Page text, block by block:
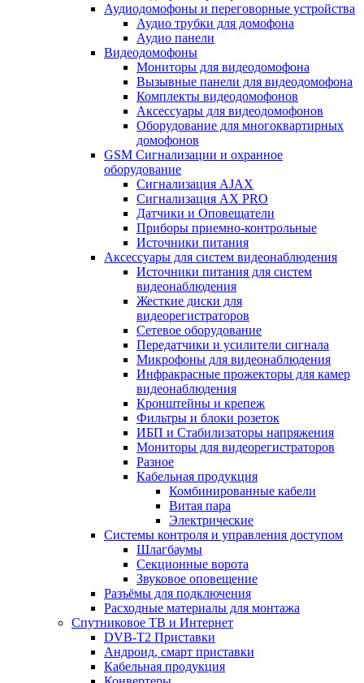
Аудиодомофоны и переговорные устройства
Аудио трубки для домофона
Аудио панели
Видеодомофоны
Мониторы для видеодомофона
Вызывные панели для видеодомофона
Комплекты видеодомофонов
Аксессуары для видеодомофонов
Оборудование для многоквартирных
домофонов
GSM Сигнализации и охранное
оборудование
Сигнализация AJAX
Сигнализация AX PRO
Датчики и Оповещатели
Приборы приемно-контрольные
Источники питания
Аксессуары для систем видеонаблюдения
Источники питания для систем
видеонаблюдения
Жесткие диски для
видеорегистраторов
Сетевое оборудование
Передатчики и усилители сигнала
Микрофоны для видеонаблюдения
Инфракрасные прожекторы для камер
видеонаблюдения
Кронштейны и крепеж
Фильтры и блоки розеток
ИБП и Стабилизаторы напряжения
Мониторы для видеорегистраторов
Разное
Кабельная продукция
Комбинированные кабели
Витая пара
Электрические
Системы контроля и управления доступом
Шлагбаумы
Секционные ворота
Звуковое оповещение
Разъёмы для подключения
Расходные материалы для монтажа
Спутниковое ТВ и Интернет
DVB-Т2 Приставки
Андроид, смарт приставки
Кабельная продукция